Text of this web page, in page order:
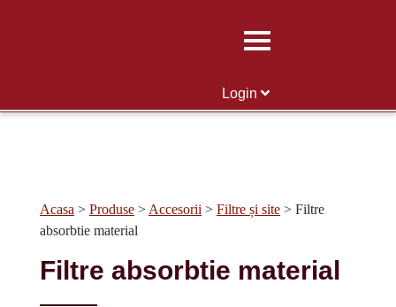
Login
Acasa > Produse > Accesorii > Filtre și site > Filtre
absorbtie material
Filtre absorbtie material